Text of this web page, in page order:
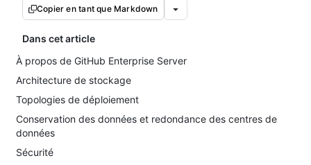
Copier en tant que Markdown
Dans cet article
À propos de GitHub Enterprise Server
Architecture de stockage
Topologies de déploiement
Conservation des données et redondance des centres de
données
Sécurité